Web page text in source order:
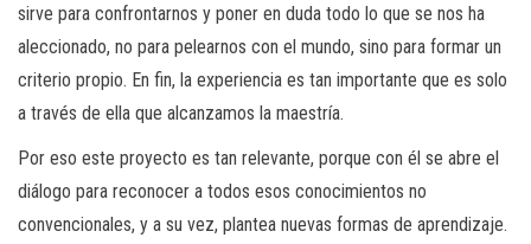
sirve para confrontarnos y poner en duda todo lo que se nos ha
aleccionado, no para pelearnos con el mundo, sino para formar un
criterio propio. En fin, la experiencia es tan importante que es solo
a través de ella que alcanzamos la maestría.
Por eso este proyecto es tan relevante, porque con él se abre el
diálogo para reconocer a todos esos conocimientos no
convencionales, y a su vez, plantea nuevas formas de aprendizaje.